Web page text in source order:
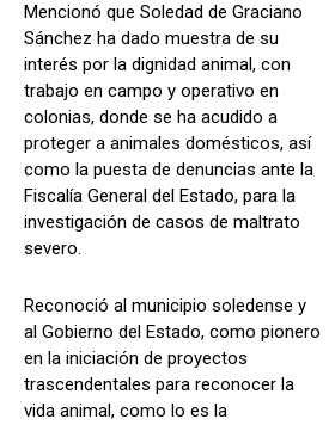
Mencionó que Soledad de Graciano
Sánchez ha dado muestra de su
interés por la dignidad animal, con
trabajo en campo y operativo en
colonias, donde se ha acudido a
proteger a animales domésticos, así
como la puesta de denuncias ante la
Fiscalía General del Estado, para la
investigación de casos de maltrato
severo.
Reconoció al municipio soledense y
al Gobierno del Estado, como pionero
en la iniciación de proyectos
trascendentales para reconocer la
vida animal, como lo es la